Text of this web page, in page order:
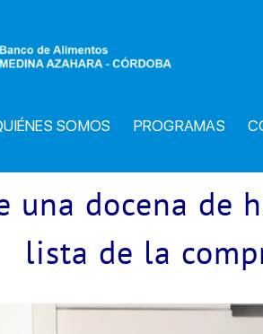
SOMOS PROGRAMAS
una docena de
lista de la